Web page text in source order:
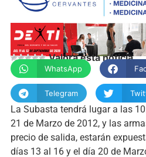
Valora esta noticia
WhatsApp
Telegram
La Subasta tendrá lugar a las
21 de Marzo de 2012, y las
precio de salida, estarán
días 13 al 16 y el día 20 de